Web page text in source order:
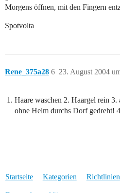
Morgens öffnen, mit den Fingern
Spotvolta
Rene_375a28 23. August 2004
6
Haare waschen 2. Haargel rein
ohne Helm durchs Dorf gedreht!
Startseite Kategorien Richtlinien